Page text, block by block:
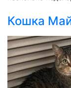
Кошка